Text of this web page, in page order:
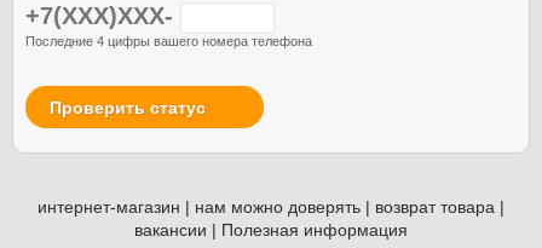
+7(XXX)XXX-
Последние 4 цифры вашего номера телефона
Проверить статус
интернет-магазин | нам можно доверять | возврат товара |
вакансии | Полезная информация